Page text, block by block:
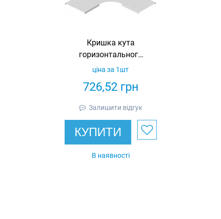
Кришка кута
горизонтального
90° для
оцинкована, Ardic
726,52грн
ціна за 1шт
Залишити відгук
КУПИТИ
В наявності